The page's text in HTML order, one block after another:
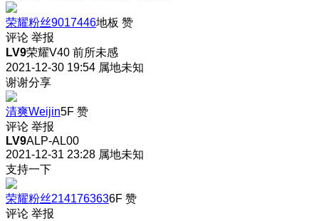
荣耀粉丝9017446地板 赞
评论 举报
LV9荣耀V40 前所未感
2021-12-30 19:54 属地未知
谢谢分享
清爽Weijin5F 赞
评论 举报
LV9ALP-AL00
2021-12-31 23:28 属地未知
支持一下
荣耀粉丝2141763636F 赞
评论 举报